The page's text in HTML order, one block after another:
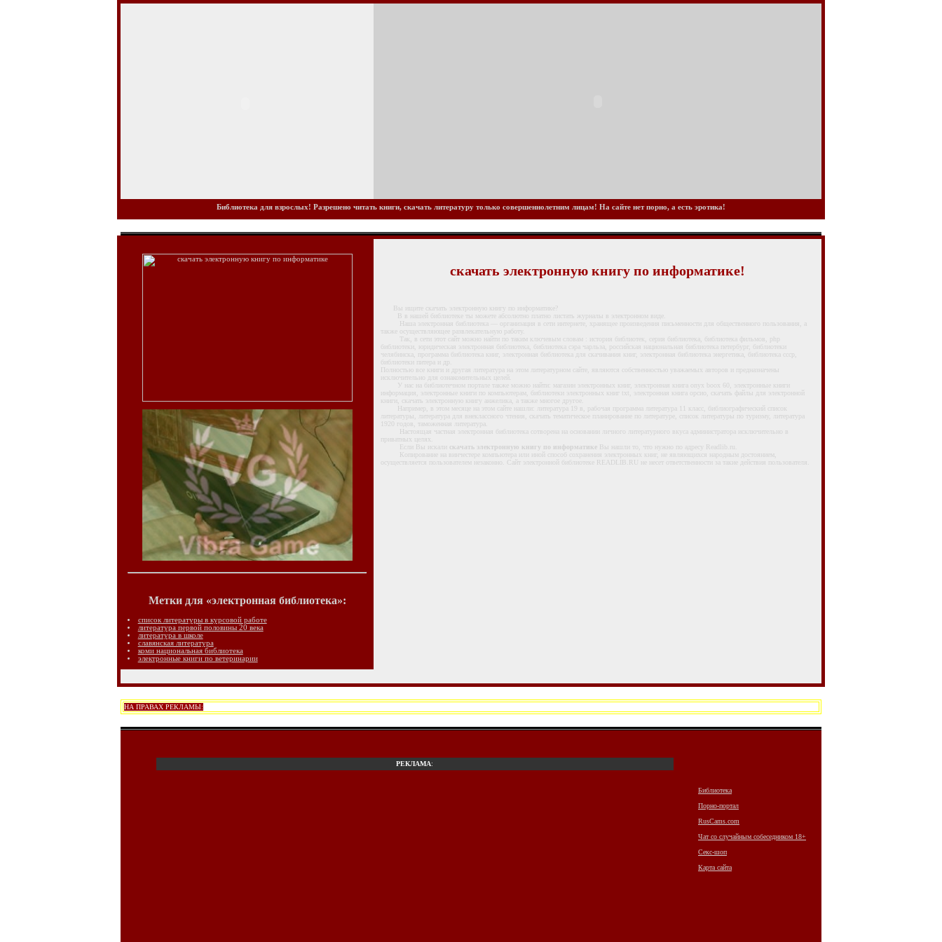
Библиотека для взрослых! Разрешено читать книги, скачать литературу только совершеннолетним лицам! На сайте нет порно, а есть эротика!
Метки для «электронная библиотека»:
список литературы в курсовой работе
литература первой половины 20 века
литература в школе
славянская литература
коми национальная библиотека
электронные книги по ветеринарии
скачать электронную книгу по информатике!
Вы ищите скачать электронную книгу по информатике?
В в нашей библиотеке ты можете абсолютно платно листать журналы в электронном виде.
Наша электронная библиотека — организация в сети интернете, хранящее произведения письменности для общественного пользования, а
также осуществляющее развлекательную работу.
Так, в сети этот сайт можно найти по таким ключевым словам : история библиотек, серия библиотека, библиотека фильмов, php
библиотеки, юридическая электронная библиотека, библиотека сэра чарльза, российская национальная библиотека петербург, библиотеки
челябинска, программа библиотека книг, электронная библиотека для скачивания книг, электронная библиотека энергетика, библиотека ссср,
библиотеки питера и др.
Полностью все книги и другая литература на этом литературном сайте, являются собственностью уважаемых авторов и предназначены
исключительно для ознакомительных целей.
У нас на библиотечном портале также можно найти: магазин электронных книг, электронная книга onyx boox 60, электронные книги
информация, электронные книги по компьютерам, библиотеки электронных книг txt, электронная книга орсио, скачать файлы для электронной
книги, скачать электронную книгу анжелика, а также многое другое.
Например, в этом месяце на этом сайте нашли: литература 19 в, рабочая программа литература 11 класс, библиографический список
литературы, литература для внеклассного чтения, скачать тематическое планирование по литературе, список литературы по туризму, литература
1920 годов, таможенная литература.
Настоящая частная электронная библиотека сотворена на основании личного литературного вкуса администратора исключительно в
приватных целях.
Если Вы искали скачать электронную книгу по информатике Вы нашли то, что нужно по адресу Readlib.ru.
Копирование на винчестере компьютера или иной способ сохранения электронных книг, не являющихся народным достоянием,
осуществляется пользователем незаконно. Сайт электронной библиотеке READLIB.RU не несет ответственности за такие действия пользователя.
НА ПРАВАХ РЕКЛАМЫ:
РЕКЛАМА:
Библиотека
Порно-портал
RusCams.com
Чат со случайным собеседником 18+
Секс-шоп
Карта сайта